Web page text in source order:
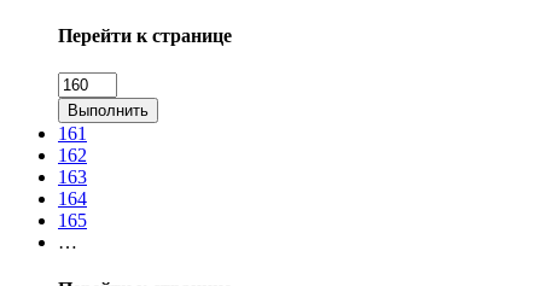
Перейти к странице
Выполнить
161
162
163
164
165
…